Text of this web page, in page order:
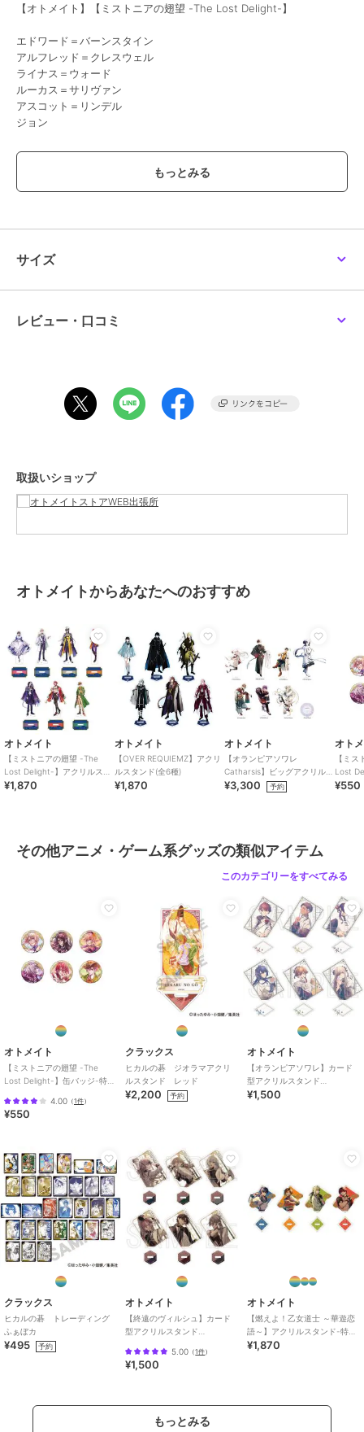
【オトメイト】【ミストニアの翅望 -The Lost Delight-】
エドワード＝バーンスタイン
アルフレッド＝クレスウェル
ライナス＝ウォード
ルーカス＝サリヴァン
アスコット＝リンデル
ジョン
全6種
※商品の製造工程上、差し込みが緩いもの・きついものがございま
い。
※商品パッケージ（外装袋、外装箱、台紙等）は、商品の保護を目的
商品本体の汚損、破損を伴う場合を除き、パッケージのみの不具合
ブランド オトメイト
系グッズ
ルフレッド＝クレスウェル、ライ
ジョン
素材
アクリル
商品のお取り扱い方法
サイズ
レビュー・口コミ
取扱いショップ
オトメイトからあなたへのおすすめ
オトメイト
【ミストニアの翅望 -The
Lost Delight-】アクリルスタ
ンド(全7種)
¥1,870
オトメイト
【OVER REQUIEMZ】アクリ
ルスタンド(全6種)
¥1,870
オトメイト
【オランピアソワレ
Catharsis】ビッグアクリルス
タンド(全7種)
¥3,300 予約
オト
【ミ
Lost
装版
¥550
その他アニメ・ゲーム系グッズの類似アイテム
このカテゴリーをすべてみる
オトメイト
【ミストニアの翅望 -The
Lost Delight-】缶バッジ-特装
4.00 （1件）
¥550
クラックス
ヒカルの碁 ジオラマアクリ
ルスタンド レッド
¥2,200 予約
オトメイト
【オランピアソワレ】カード
型アクリルスタンド
(Reproduce)（ランダム全6
¥1,500
クラックス
ヒカルの碁 トレーディング
ふぁぼカ
¥495 予約
オトメイト
【終遠のヴィルシュ】カード
型アクリルスタンド
種）
5.00 （1件）
¥1,500
オトメイト
【燃えよ！乙女道士 ～華遊恋
語～】アクリルスタンド-特装
版ver-(全4種)
¥1,870
もっとみる